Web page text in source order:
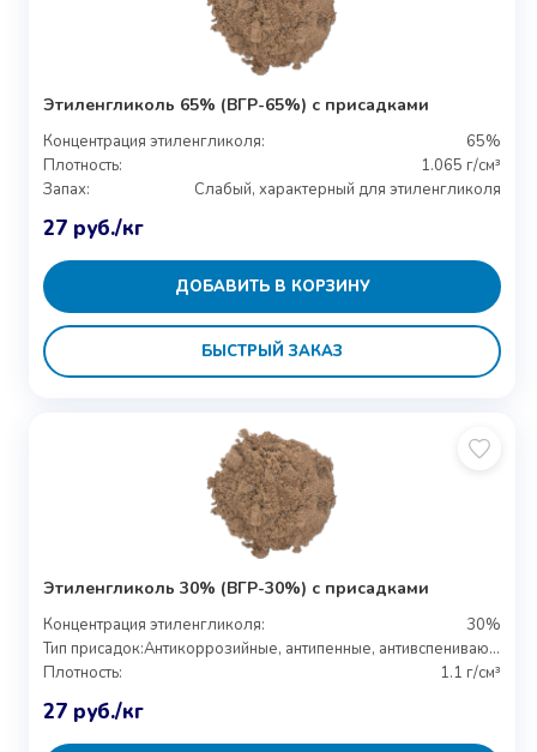
Этиленгликоль 65% (ВГР-65%) с присадками
Концентрация этиленгликоля:
65%
Плотность:
1.065 г/см³
Запах:
Слабый, характерный для этиленгликоля
27 руб./кг
ДОБАВИТЬ В КОРЗИНУ
БЫСТРЫЙ ЗАКАЗ
Этиленгликоль 30% (ВГР-30%) с присадками
Концентрация этиленгликоля:
30%
Тип присадок:
Антикоррозийные, антипенные, антивспенивающие
Плотность:
1.1 г/см³
27 руб./кг